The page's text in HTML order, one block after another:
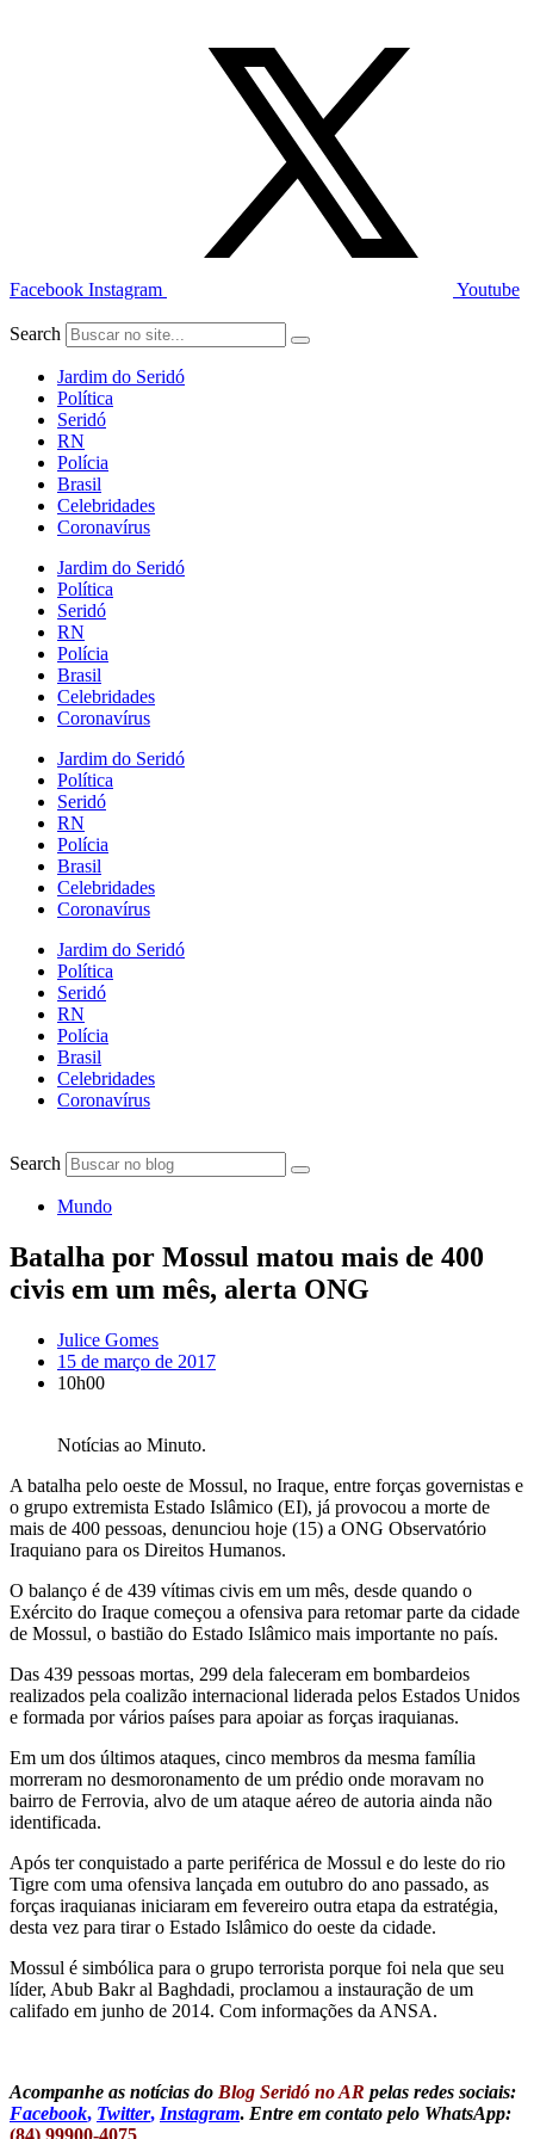
Facebook Instagram Youtube
Search
Jardim do Seridó
Política
Seridó
RN
Polícia
Brasil
Celebridades
Coronavírus
Jardim do Seridó
Política
Seridó
RN
Polícia
Brasil
Celebridades
Coronavírus
Jardim do Seridó
Política
Seridó
RN
Polícia
Brasil
Celebridades
Coronavírus
Jardim do Seridó
Política
Seridó
RN
Polícia
Brasil
Celebridades
Coronavírus
Search
Mundo
Batalha por Mossul matou mais de 400
civis em um mês, alerta ONG
Julice Gomes
15 de março de 2017
10h00
Notícias ao Minuto.
A batalha pelo oeste de Mossul, no Iraque, entre forças governistas e
o grupo extremista Estado Islâmico (EI), já provocou a morte de
mais de 400 pessoas, denunciou hoje (15) a ONG Observatório
Iraquiano para os Direitos Humanos.
O balanço é de 439 vítimas civis em um mês, desde quando o
Exército do Iraque começou a ofensiva para retomar parte da cidade
de Mossul, o bastião do Estado Islâmico mais importante no país.
Das 439 pessoas mortas, 299 dela faleceram em bombardeios
realizados pela coalizão internacional liderada pelos Estados Unidos
e formada por vários países para apoiar as forças iraquianas.
Em um dos últimos ataques, cinco membros da mesma família
morreram no desmoronamento de um prédio onde moravam no
bairro de Ferrovia, alvo de um ataque aéreo de autoria ainda não
identificada.
Após ter conquistado a parte periférica de Mossul e do leste do rio
Tigre com uma ofensiva lançada em outubro do ano passado, as
forças iraquianas iniciaram em fevereiro outra etapa da estratégia,
desta vez para tirar o Estado Islâmico do oeste da cidade.
Mossul é simbólica para o grupo terrorista porque foi nela que seu
líder, Abub Bakr al Baghdadi, proclamou a instauração de um
califado em junho de 2014. Com informações da ANSA.
Acompanhe as notícias do Blog Seridó no AR pelas redes sociais:
Facebook, Twitter, Instagram. Entre em contato pelo WhatsApp:
(84) 99900-4075